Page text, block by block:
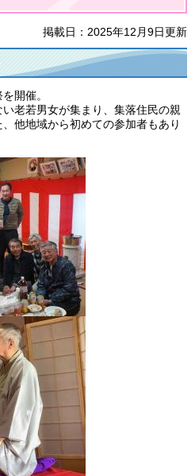
掲載日：2025年12月9日更新
開催。
老若男女が集まり、集落住民の親
他地域から初めての参加者もあり